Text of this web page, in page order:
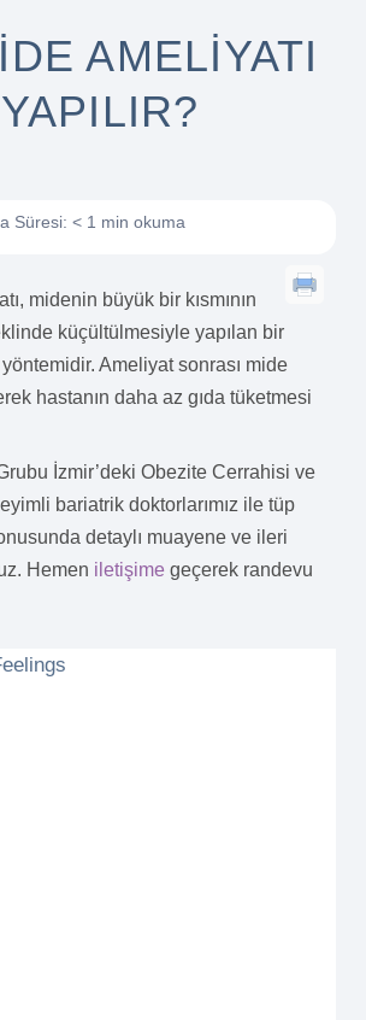
AMELIYATI
Süresi: < 1 min okuma
midenin büyük bir kısmının
küçültülmesiyle yapılan bir
Ameliyat sonrası mide
hastanın daha az gıda tüketmesi
İzmir’deki Obezite Cerrahisi ve
bariatrik doktorlarımız ile tüp
detaylı muayene ve ileri
Hemen iletişime geçerek randevu